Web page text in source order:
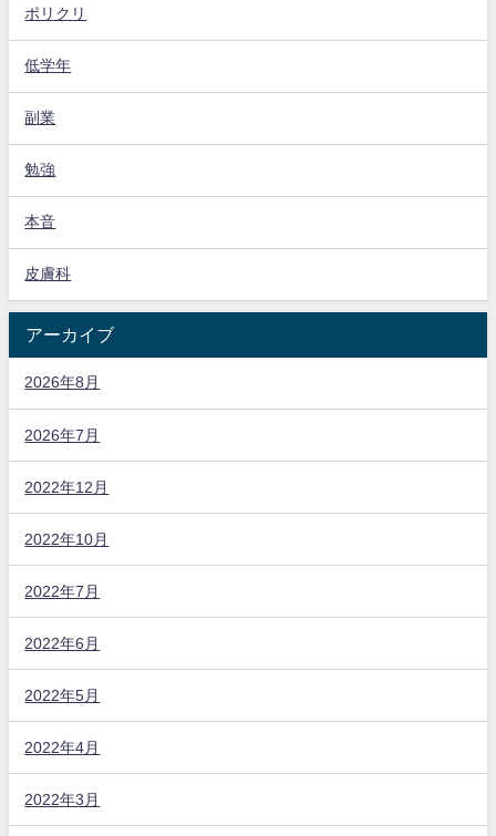
ポリクリ
低学年
副業
勉強
本音
皮膚科
アーカイブ
2026年8月
2026年7月
2022年12月
2022年10月
2022年7月
2022年6月
2022年5月
2022年4月
2022年3月